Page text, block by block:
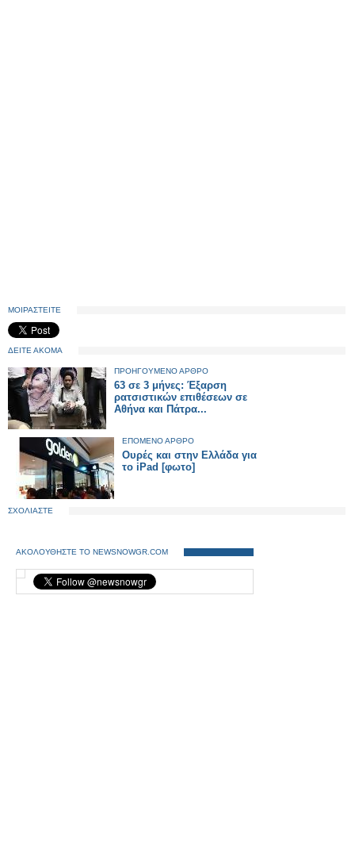
ΜΟΙΡΑΣΤΕΙΤΕ
ΔΕΙΤΕ ΑΚΟΜΑ
ΠΡΟΗΓΟΥΜΕΝΟ ΑΡΘΡΟ
63 σε 3 μήνες: Έξαρση
ρατσιστικών επιθέσεων σε
Αθήνα και Πάτρα...
ΕΠΟΜΕΝΟ ΑΡΘΡΟ
Ουρές και στην Ελλάδα για
το iPad [φωτο]
ΣΧΟΛΙΑΣΤΕ
ΑΚΟΛΟΥΘΗΣΤΕ ΤΟ NEWSNOWGR.COM